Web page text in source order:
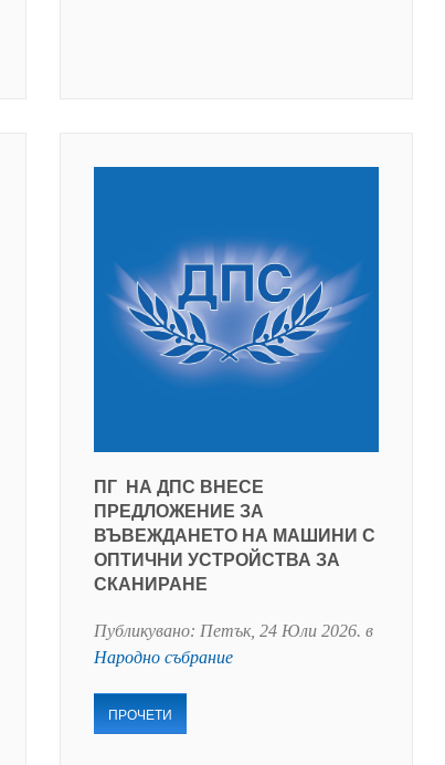
ПГ НА ДПС ВНЕСЕ
ПРЕДЛОЖЕНИЕ ЗА
ВЪВЕЖДАНЕТО НА МАШИНИ С
ОПТИЧНИ УСТРОЙСТВА ЗА
СКАНИРАНЕ
Публикувано: Петък, 24 Юли 2026. в
Народно събрание
ПРОЧЕТИ